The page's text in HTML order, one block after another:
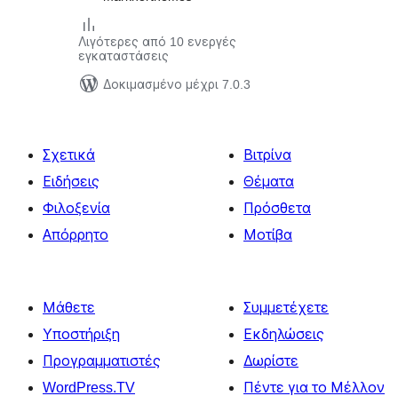
Λιγότερες από 10 ενεργές
εγκαταστάσεις
Δοκιμασμένο μέχρι 7.0.3
Σχετικά
Ειδήσεις
Φιλοξενία
Απόρρητο
Βιτρίνα
Θέματα
Πρόσθετα
Μοτίβα
Μάθετε
Υποστήριξη
Προγραμματιστές
WordPress.TV
Συμμετέχετε
Εκδηλώσεις
Δωρίστε
Πέντε για το Μέλλον